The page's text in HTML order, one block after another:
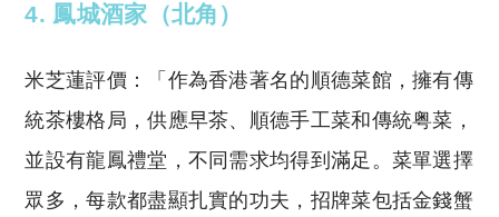
4. 鳳城酒家（北角）
米芝蓮評價：「作為香港著名的順德菜館，擁有傳
統茶樓格局，供應早茶、順德手工菜和傳統粤菜，
並設有龍鳳禮堂，不同需求均得到滿足。菜單選擇
眾多，每款都盡顯扎實的功夫，招牌菜包括金錢蟹